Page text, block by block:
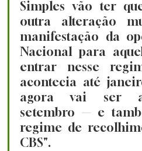
Simples vão ter
outra alteração
manifestação da
Nacional para
entrar nesse
acontecia até
agora vai ser
setembro — e
regime de
CBS".